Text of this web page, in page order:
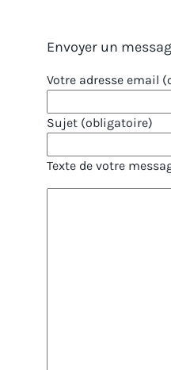
Envoyer un
Votre adresse email
Sujet (obligatoire)
Texte de votre